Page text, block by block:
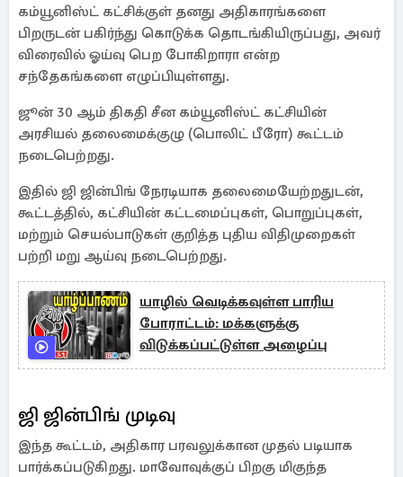
கம்யூனிஸ்ட் கட்சிக்குள் தனது அதிகாரங்களை
பிறருடன் பகிர்ந்து கொடுக்க தொடங்கியிருப்பது, அவர்
விரைவில் ஓய்வு பெற போகிறாரா என்ற
சந்தேகங்களை எழுப்பியுள்ளது.
ஜூன் 30 ஆம் திகதி சீன கம்யூனிஸ்ட் கட்சியின்
அரசியல் தலைமைக்குழு (பொலிட் பீரோ) கூட்டம்
நடைபெற்றது.
இதில் ஜி ஜின்பிங் நேரடியாக தலைமையேற்றதுடன்,
கூட்டத்தில், கட்சியின் கட்டமைப்புகள், பொறுப்புகள்,
மற்றும் செயல்பாடுகள் குறித்த புதிய விதிமுறைகள்
பற்றி மறு ஆய்வு நடைபெற்றது.
யாழில் வெடிக்கவுள்ள பாரிய
போராட்டம்: மக்களுக்கு
விடுக்கப்பட்டுள்ள அழைப்பு
ஜி ஜின்பிங் முடிவு
இந்த கூட்டம், அதிகார பரவலுக்கான முதல் படியாக
பார்க்கப்படுகிறது. மாவோவுக்குப் பிறகு மிகுந்த